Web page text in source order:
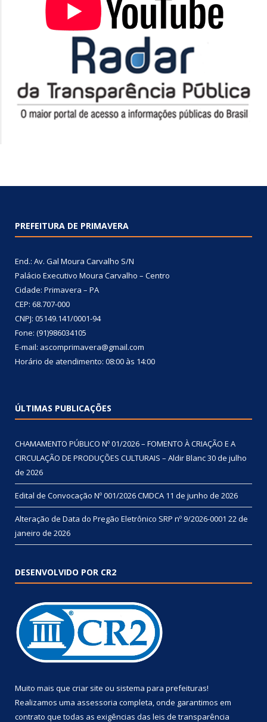
PREFEITURA DE PRIMAVERA
End.: Av. Gal Moura Carvalho S/N
Palácio Executivo Moura Carvalho – Centro
Cidade: Primavera – PA
CEP: 68.707-000
CNPJ: 05149.141/0001-94
Fone: (91)986034105
E-mail: ascomprimavera@gmail.com
Horário de atendimento: 08:00 às 14:00
ÚLTIMAS PUBLICAÇÕES
CHAMAMENTO PÚBLICO Nº 01/2026 – FOMENTO À CRIAÇÃO E A
CIRCULAÇÃO DE PRODUÇÕES CULTURAIS – Aldir Blanc30 de julho
de 2026
Edital de Convocação Nº 001/2026 CMDCA 11 de junho de 2026
Alteração de Data do Pregão Eletrônico SRP nº 9/2026-0001 22 de
janeiro de 2026
DESENVOLVIDO POR CR2
Muito mais que criar site ou sistema para prefeituras!
Realizamos uma assessoria completa, onde garantimos em
contrato que todas as exigências das leis de transparência